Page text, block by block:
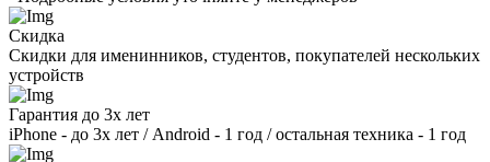
Скидка
Скидки для именинников, студентов, покупателей нескольких
устройств
Гарантия до 3х лет
iPhone - до 3х лет / Android - 1 год / остальная техника - 1 год